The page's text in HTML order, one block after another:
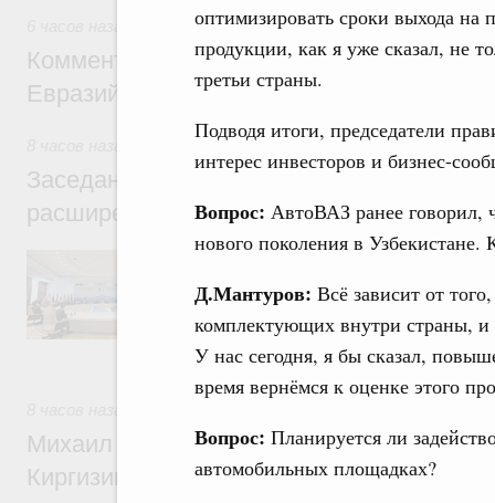
оптимизировать сроки выхода на
продукции, как я уже сказал, не
третьи страны.
Подводя итоги, председатели
интерес инвесторов и бизнес-
Вопрос: АвтоВАЗ ранее говорил,
нового поколения в Узбекистане.
Д.Мантуров: Всё зависит от
комплектующих внутри страны, и
У нас сегодня, я бы сказал,
время вернёмся к оценке этого
Вопрос: Планируется ли
автомобильных площадках?
Евразийский экономический союз.
Комментарий Алексея Оверчука по
Евразийского межправительственного
Евразийский экономический союз.
Заседание Евразийского
расширенном составе
регулирования и администрирования,
железнодорожных перевозок,
рынка.
Михаил Мишустин принял участие во
Киргизии Садыра Жапарова с главами